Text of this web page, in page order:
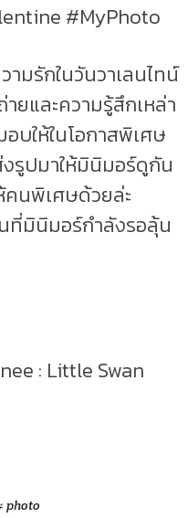
#MyPhoto
ามรักในวันวาเลนไทน์
ยและความรู้สึกเหล่า
อบให้ในโอกาสพิเศษ
งรูปมาให้มินิมอร์ดูกัน
คนพิเศษด้วยล่ะ
นที่มินิมอร์กำลังรอลุ้น
: Little Swan
photo